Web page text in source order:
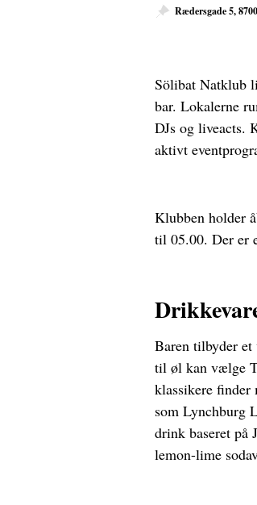
Rædersgade 5,
Sölibat Natklub
bar. Lokalerne
DJs og liveacts.
aktivt
Klubben holder
til 05.00. Der er
Baren tilbyder
til øl kan vælge
klassikere
som Lynchburg
drink baseret på
lemon-lime